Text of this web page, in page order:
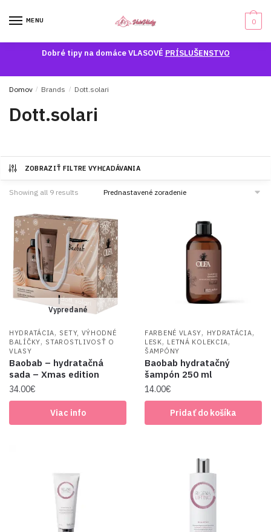
MENU 0
Dobré tipy na domáce VLASOVÉ PRÍSLUŠENSTVO
Domov / Brands / Dott.solari
Dott.solari
ZOBRAZIŤ FILTRE VYHĽADÁVANIA
Showing all 9 results
Vypredané
HYDRATÁCIA, SETY, VÝHODNÉ
BALÍČKY, STAROSTLIVOSŤ O
VLASY
Baobab – hydratačná
sada – Xmas edition
34.00€
Viac info
FARBENÉ VLASY, HYDRATÁCIA,
LESK, LETNÁ KOLEKCIA,
ŠAMPÓNY
Baobab hydratačný
šampón 250 ml
14.00€
Pridať do košíka